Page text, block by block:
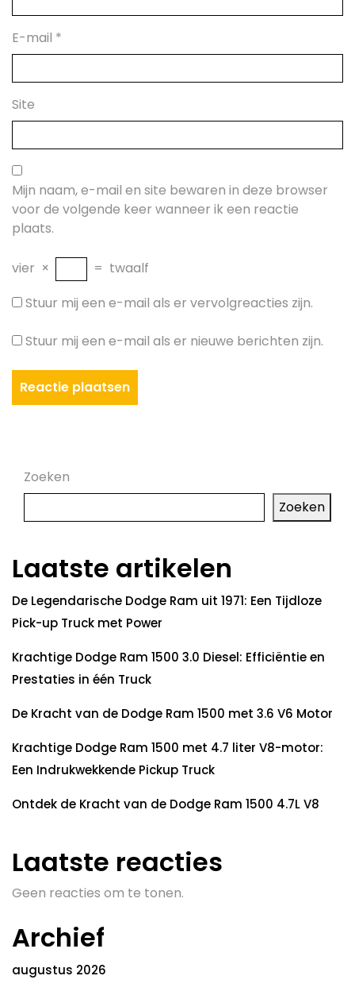
E-mail *
Site
Mijn naam, e-mail en site bewaren in deze browser
voor de volgende keer wanneer ik een reactie
plaats.
vier × = twaalf
Stuur mij een e-mail als er vervolgreacties zijn.
Stuur mij een e-mail als er nieuwe berichten zijn.
Zoeken
Zoeken
Laatste artikelen
De Legendarische Dodge Ram uit 1971: Een Tijdloze
Pick-up Truck met Power
Krachtige Dodge Ram 1500 3.0 Diesel: Efficiëntie en
Prestaties in één Truck
De Kracht van de Dodge Ram 1500 met 3.6 V6 Motor
Krachtige Dodge Ram 1500 met 4.7 liter V8-motor:
Een Indrukwekkende Pickup Truck
Ontdek de Kracht van de Dodge Ram 1500 4.7L V8
Laatste reacties
Geen reacties om te tonen.
Archief
augustus 2026